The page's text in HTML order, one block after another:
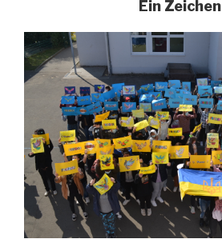
Ein Zeichen